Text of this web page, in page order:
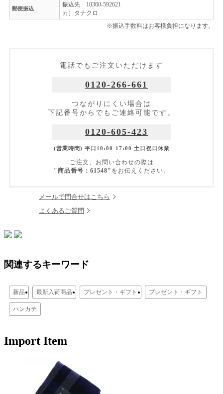
郵便振込
振込先 10360-592621
カ）タナクロ
※振込手数料はお客様負担になります。
電話でもご注文いただけます
0120-266-661
つながりにくい場合は
下記番号からでもご連絡可能です。
0120-605-423
(営業時間) 平日10:00-17:00 土日祝日休業
ご注文、お問い合わせの際は
"商品番号：61548" をお伝えください。
メールで問合せはこちら
よくあるご質問
関連するキーワード
新品 最新入荷商品 プレゼント・ギフト プレゼント・ギフト
ハンカチ
Import Item